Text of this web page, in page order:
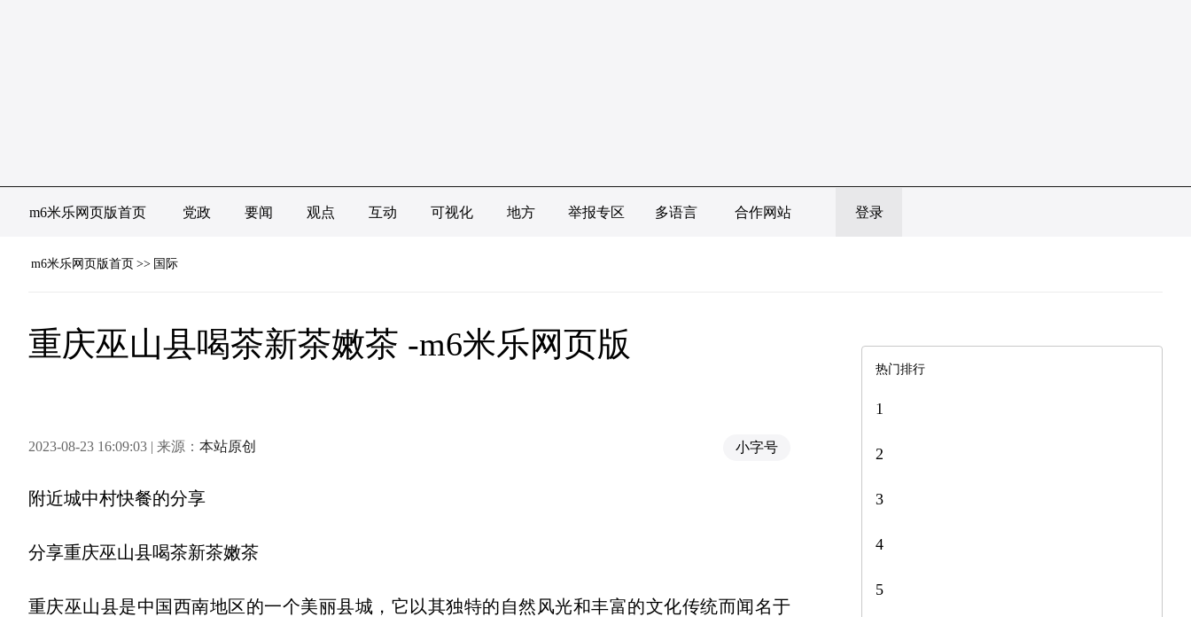
m6米乐网页版首页 党政 要闻 观点 互动 可视化 地方 举报专区 多语言 合作网站 登录
m6米乐网页版首页 >> 国际
重庆巫山县喝茶新茶嫩茶 -m6米乐网页版
2023-08-23 16:09:03 | 来源： 本站原创 小字号
附近城中村快餐的分享
分享重庆巫山县喝茶新茶嫩茶
重庆巫山县是中国西南地区的一个美丽县城，它以其独特的自然风光和丰富的文化传统而闻名于
热门排行
1
2
3
4
5